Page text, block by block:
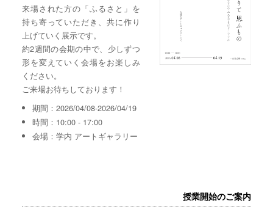
来場された方の「ふるさと」を
持ち寄っていただき、共に作り
上げていく展示です。
約2週間の会期の中で、少しずつ
形を変えていく会場をお楽しみ
ください。
ご来場お待ちしております！
期間：2026/04/08-2026/04/19
時間：10:00 - 17:00
会場：学内 アートギャラリー
授業開始のご案内